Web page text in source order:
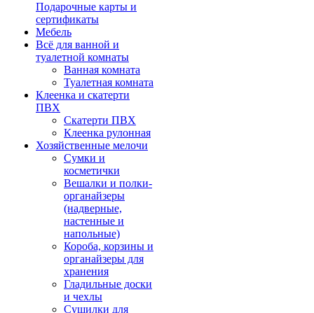
Подарочные карты и
сертификаты
Мебель
Всё для ванной и
туалетной комнаты
Ванная комната
Туалетная комната
Клеенка и скатерти
ПВХ
Скатерти ПВХ
Клеенка рулонная
Хозяйственные мелочи
Сумки и
косметички
Вешалки и полки-
органайзеры
(надверные,
настенные и
напольные)
Короба, корзины и
органайзеры для
хранения
Гладильные доски
и чехлы
Сушилки для